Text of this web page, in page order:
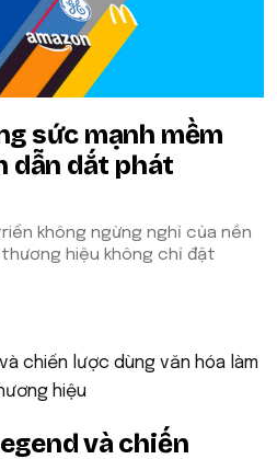
sức mạnh mềm
dẫn dắt phát
không ngừng nghỉ của nền
hiệu không chỉ đặt
và chiến